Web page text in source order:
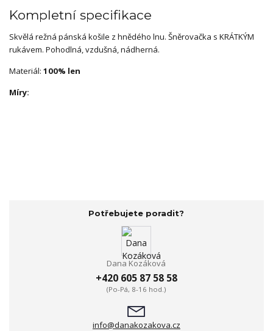
Kompletní specifikace
Skvělá režná pánská košile z hnědého lnu. Šněrovačka s KRÁTKÝM
rukávem. Pohodlná, vzdušná, nádherná.
Materiál: 100% len
Míry:
Potřebujete poradit?
Dana Kozáková
+420 605 87 58 58
(Po-Pá, 8-16 hod.)
info@danakozakova.cz